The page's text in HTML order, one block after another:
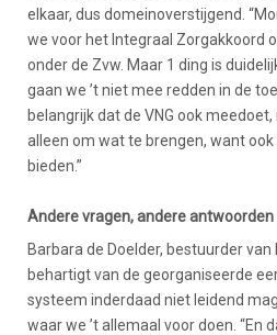
elkaar, dus domeinoverstijgend.
we voor het Integraal Zorgakkoord
onder de Zvw. Maar 1 ding is
gaan we ’t niet mee redden in de
belangrijk dat de VNG ook
alleen om wat te brengen, want
bieden.”
Andere vragen, andere antwoorden
Barbara de Doelder, bestuurder van
behartigt van de georganiseerde
systeem inderdaad niet leidend
waar we ’t allemaal voor doen. “En